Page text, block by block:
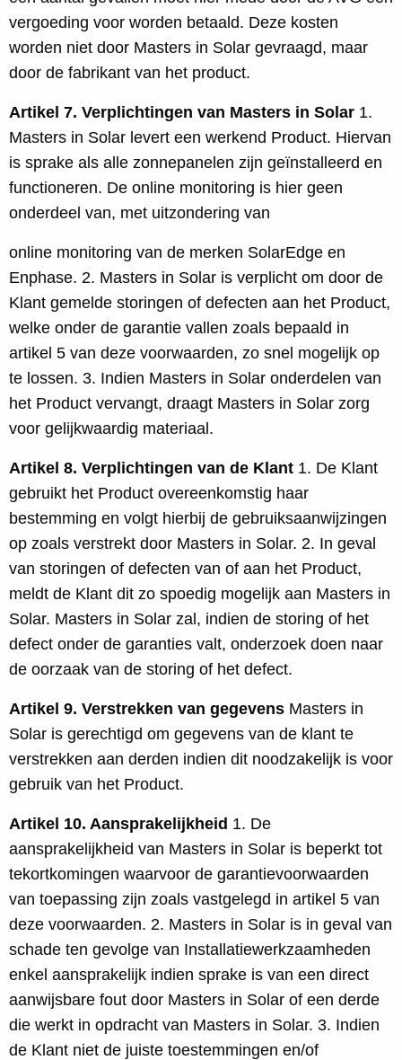
vergoeding voor worden betaald. Deze kosten
worden niet door Masters in Solar gevraagd, maar
door de fabrikant van het product.
Artikel 7. Verplichtingen van Masters in Solar 1.
Masters in Solar levert een werkend Product. Hiervan
is sprake als alle zonnepanelen zijn geïnstalleerd en
functioneren. De online monitoring is hier geen
onderdeel van, met uitzondering van
online monitoring van de merken SolarEdge en
Enphase. 2. Masters in Solar is verplicht om door de
Klant gemelde storingen of defecten aan het Product,
welke onder de garantie vallen zoals bepaald in
artikel 5 van deze voorwaarden, zo snel mogelijk op
te lossen. 3. Indien Masters in Solar onderdelen van
het Product vervangt, draagt Masters in Solar zorg
voor gelijkwaardig materiaal.
Artikel 8. Verplichtingen van de Klant 1. De Klant
gebruikt het Product overeenkomstig haar
bestemming en volgt hierbij de gebruiksaanwijzingen
op zoals verstrekt door Masters in Solar. 2. In geval
van storingen of defecten van of aan het Product,
meldt de Klant dit zo spoedig mogelijk aan Masters in
Solar. Masters in Solar zal, indien de storing of het
defect onder de garanties valt, onderzoek doen naar
de oorzaak van de storing of het defect.
Artikel 9. Verstrekken van gegevens Masters in
Solar is gerechtigd om gegevens van de klant te
verstrekken aan derden indien dit noodzakelijk is voor
gebruik van het Product.
Artikel 10. Aansprakelijkheid 1. De
aansprakelijkheid van Masters in Solar is beperkt tot
tekortkomingen waarvoor de garantievoorwaarden
van toepassing zijn zoals vastgelegd in artikel 5 van
deze voorwaarden. 2. Masters in Solar is in geval van
schade ten gevolge van Installatiewerkzaamheden
enkel aansprakelijk indien sprake is van een direct
aanwijsbare fout door Masters in Solar of een derde
die werkt in opdracht van Masters in Solar. 3. Indien
de Klant niet de juiste toestemmingen en/of